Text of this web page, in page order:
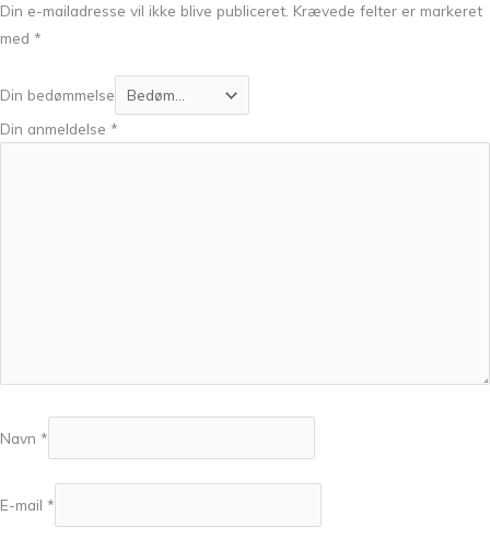
Din e-mailadresse vil ikke blive publiceret. Krævede felter er markeret
med *
Din bedømmelse
Din anmeldelse *
Navn *
E-mail *